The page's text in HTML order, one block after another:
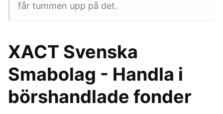
får tummen upp på det.
XACT Svenska
Smabolag - Handla i
börshandlade fonder